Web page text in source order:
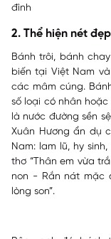
đình
2. Thể hiện nét
Bánh trôi, bánh
biến tại Việt Nam
các mâm cúng.
số loại có nhân
là nước đường sền
Xuân Hương ẩn dụ
Nam: lam lũ, hy
thơ “Thân em vừa
non - Rắn nát mặc
lòng son”.